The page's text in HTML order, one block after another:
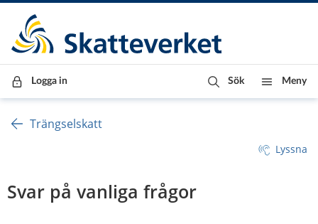
Till innehåll
Till navigationen
Till chattrobot
Logga in Sök Meny
Trängselskatt
Lyssna
Svar på vanliga frågor